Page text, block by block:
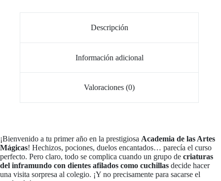
Descripción
Información adicional
Valoraciones (0)
¡Bienvenido a tu primer año en la prestigiosa Academia de las Artes
Mágicas! Hechizos, pociones, duelos encantados… parecía el curso
perfecto. Pero claro, todo se complica cuando un grupo de criaturas
del inframundo con dientes afilados como cuchillas decide hacer
una visita sorpresa al colegio. ¡Y no precisamente para sacarse el